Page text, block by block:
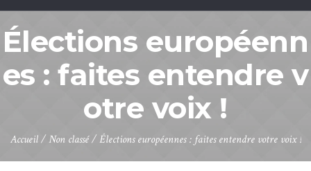
Élections européenn
es : faites entendre v
otre voix !
Accueil /Non classé / Élections européennes : faites entendre votre voix !